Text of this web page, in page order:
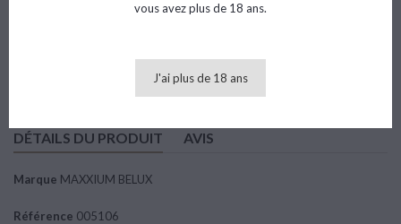
 Ajouter au panier
DÉTAILS DU PRODUIT AVIS
Marque MAXXIUM BELUX
Référence 005106
vous avez plus de 18 ans.
J'ai plus de 18 ans